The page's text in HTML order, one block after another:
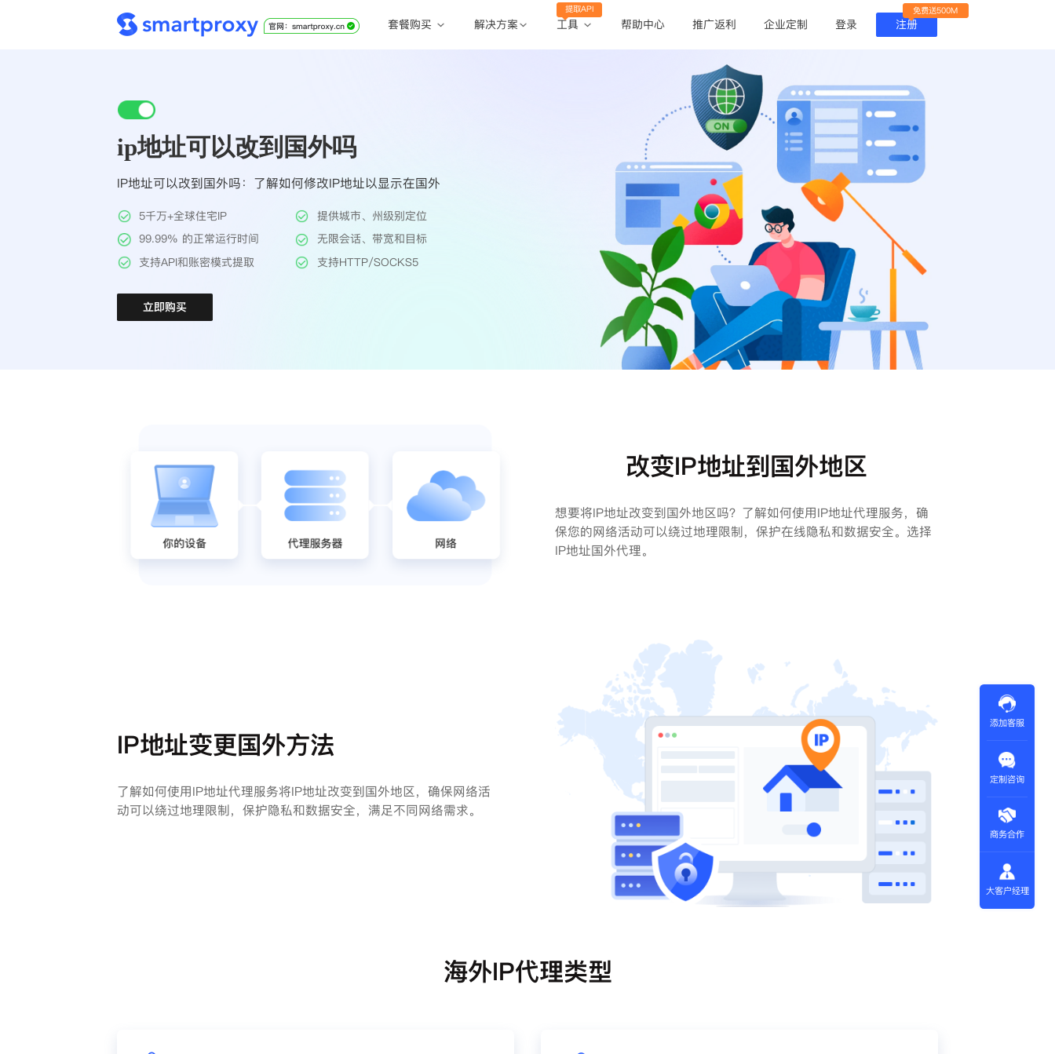
套餐购买 解决方案 工具
提取API
帮助中心 推广返利 企业定制 登录 注册
免费送500M
ip地址可以改到国外吗
IP地址可以改到国外吗：了解如何修改IP地址以显示在国外
5千万+全球住宅IP
提供城市、州级别定位
99.99% 的正常运行时间
无限会话、带宽和目标
支持API和账密模式提取
支持HTTP/SOCKS5
立即购买
改变IP地址到国外地区
想要将IP地址改变到国外地区吗？了解如何使用IP地址代理服务，确
保您的网络活动可以绕过地理限制，保护在线隐私和数据安全。选择
IP地址国外代理。
IP地址变更国外方法
了解如何使用IP地址代理服务将IP地址改变到国外地区，确保网络活
动可以绕过地理限制，保护隐私和数据安全，满足不同网络需求。
海外IP代理类型
添加客服
定制咨询
商务合作
大客户经理